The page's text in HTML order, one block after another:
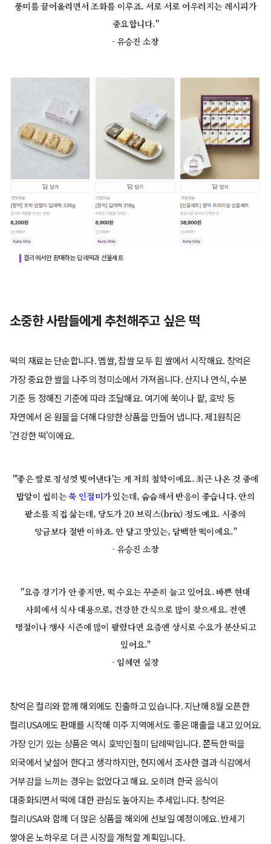
풍미를 끌어올리면서 조화를 이루죠. 서로 서로 어우러지는 레시피가
중요합니다."
- 유승진 소장
컬리에서만 판매하는 답례떡과 선물세트
소중한 사람들에게 추천해주고 싶은 떡
떡의 재료는 단순합니다. 멥쌀, 찹쌀 모두 흰 쌀에서 시작해요. 창억은
가장 중요한 쌀을 나주의 정미소에서 가져옵니다. 산지나 연식, 수분
기준 등 정해진 기준에 따라 조달해요. 여기에 쑥이나 팥, 호박 등
자연에서 온 원물을 더해 다양한 상품을 만들어 냅니다. 제1원칙은
'건강한 떡'이에요.
"'좋은 쌀로 정성껏 빚어낸다'는 게 저희 철학이에요. 최근 나온 것 중에
밥알이 씹히는쑥 인절미가 있는데, 슴슴해서 반응이 좋습니다. 안의
팥소를 직접 삶는데, 당도가 20 브릭스(brix) 정도예요. 시중의
앙금보다 절반 이하죠. 안 달고 맛있는, 담백한 떡이에요."
- 유승진 소장
"요즘 경기가 안 좋지만, 떡 수요는 꾸준히 늘고 있어요. 바쁜 현대
사회에서 식사 대용으로, 건강한 간식으로 많이 찾으세요. 전엔
명절이나 행사 시즌에 많이 팔렸다면 요즘엔 상시로 수요가 분산되고
있어요."
- 임혜연 실장
창억은 컬리와 함께 해외에도 진출하고 있습니다. 지난해 8월 오픈한
컬리USA에도 판매를 시작해 미주 지역에서도 좋은 매출을 내고 있어요.
가장 인기 있는 상품은 역시 호박인절미 답례떡입니다. 쫀득한 떡을
외국에서 낯설어 한다고 생각하지만, 현지에서 조사한 결과 식감에서
거부감을 느끼는 경우는 없었다고 해요. 오히려 한국 음식이
대중화되면서 떡에 대한 관심도 높아지는 추세입니다. 창억은
컬리USA와 함께 더 많은 상품을 해외에 선보일 예정이에요. 반세기
쌓아온 노하우로 더 큰 시장을 개척할 계획입니다.